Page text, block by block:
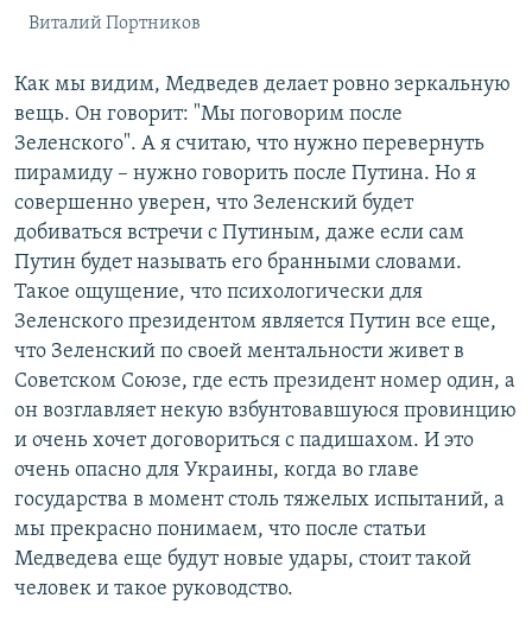
Виталий Портников
Как мы видим, Медведев делает ровно зеркальную
вещь. Он говорит: "Мы поговорим после
Зеленского". А я считаю, что нужно перевернуть
пирамиду – нужно говорить после Путина. Но я
совершенно уверен, что Зеленский будет
добиваться встречи с Путиным, даже если сам
Путин будет называть его бранными словами.
Такое ощущение, что психологически для
Зеленского президентом является Путин все еще,
что Зеленский по своей ментальности живет в
Советском Союзе, где есть президент номер один, а
он возглавляет некую взбунтовавшуюся провинцию
и очень хочет договориться с падишахом. И это
очень опасно для Украины, когда во главе
государства в момент столь тяжелых испытаний, а
мы прекрасно понимаем, что после статьи
Медведева еще будут новые удары, стоит такой
человек и такое руководство.